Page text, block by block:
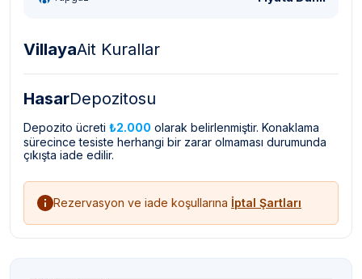
VillayaAit Kurallar
HasarDepozitosu
Depozito ücreti ₺2.000 olarak belirlenmiştir. Konaklama
sürecince tesiste herhangi bir zarar olmaması durumunda
çıkışta iade edilir.
Rezervasyon ve iade koşullarına İptal Şartları